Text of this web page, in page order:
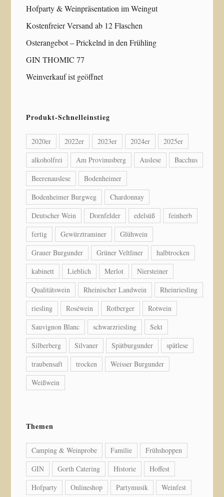
Hofparty & Weinpräsentation im Weingut
Kostenfreier Versand ab 12 Flaschen
Osterangebot – Prickelnd in den Frühling
GIN THOMIC 77
Weinverkauf ist geöffnet
Produkt-Schnelleinstieg
2020er 2022er 2023er 2024er
2025er
alkoholfrei
Am Provinusberg Auslese
Bacchus
Beerenauslese
Bodenheimer
Bodenheimer Burgweg
Chardonnay
Deutscher Wein
Dornfelder edelsüß
feinherb
fertig
Gewürztraminer
Glühwein
Grauer Burgunder
Grüner Veltliner
halbtrocken
kabinett
Lieblich Merlot
Niersteiner
Qualitätswein
Rheinischer Landwein
Rheinriesling
riesling
Roséwein Rotberger
Rotwein
Sauvignon Blanc
schwarzriesling
Sekt
Silberberg
Silvaner Spätburgunder
spätlese
traubensaft
trocken
Weisser Burgunder
Weißwein
Themen
Camping & Weinprobe Familie
Frühshoppen
GIN
Gorth Catering Historie
Hoffest
Hofparty
Onlineshop Partymusik Weinfest